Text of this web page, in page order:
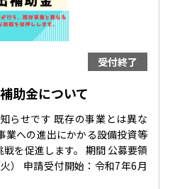
受付終了
助金について
らせです 既存の事業とは異な
業への進出にかかる設備投資等
を促進します。 期間 公募要領
） 申請受付開始：令和7年6月